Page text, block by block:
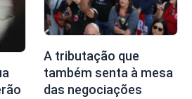
A tributação que
também senta à mesa
das negociações